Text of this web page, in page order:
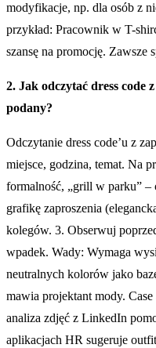
modyfikacje, np. dla osób z
przykład: Pracownik w T-
szansę na promocję. Zawsze
2. Jak odczytać dress code
podany?
Odczytanie dress code’u z
miejsce, godzina, temat. Na
formalność, „grill w parku”
grafikę zaproszenia
kolegów. 3. Obserwuj
wpadek. Wady: Wymaga
neutralnych kolorów jako
mawia projektant mody.
analiza zdjęć z LinkedIn
aplikacjach HR sugeruje